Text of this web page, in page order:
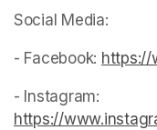
(opens in a new tab)
Social Media:
- Facebook: https://
(opens in a new tab)
https://